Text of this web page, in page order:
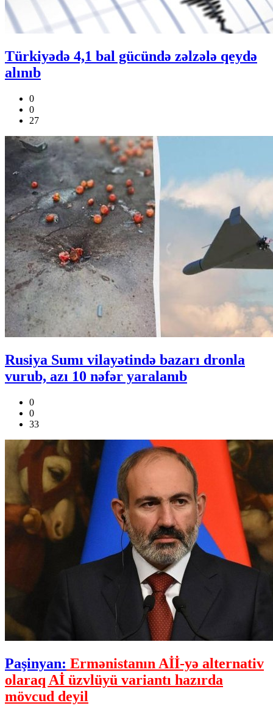
Türkiyədə 4,1 bal gücündə zəlzələ qeydə
alınıb
0
0
27
Rusiya Sumı vilayətində bazarı dronla
vurub, azı 10 nəfər yaralanıb
0
0
33
Paşinyan: Ermənistanın Aİİ-yə alternativ
olaraq Aİ üzvlüyü variantı hazırda
mövcud deyil